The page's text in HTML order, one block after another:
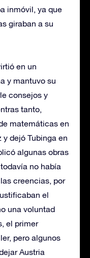
inmóvil, ya que
giraban a su
en un
y mantuvo su
consejos y
tanto,
matemáticas en
dejó Tubinga en
algunas obras
no había
creencias, por
el
una voluntad
el primer
pero algunos
Austria